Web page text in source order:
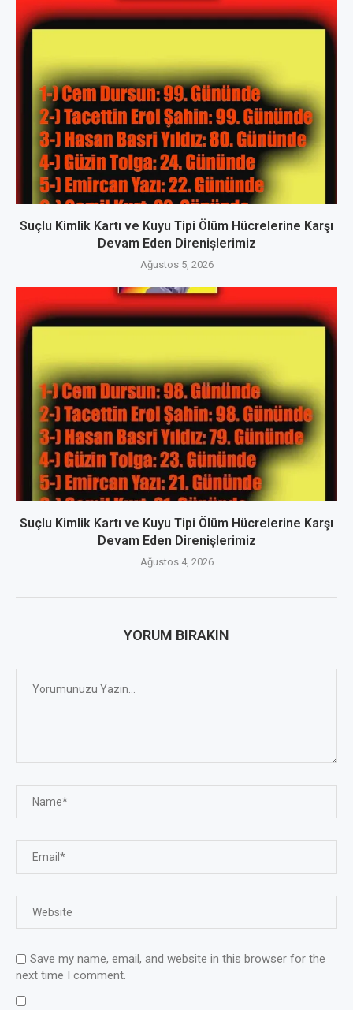
Suçlu Kimlik Kartı ve Kuyu Tipi Ölüm Hücrelerine Karşı
Devam Eden Direnişlerimiz
Ağustos 5, 2026
Suçlu Kimlik Kartı ve Kuyu Tipi Ölüm Hücrelerine Karşı
Devam Eden Direnişlerimiz
Ağustos 4, 2026
YORUM BIRAKIN
Save my name, email, and website in this browser for the
next time I comment.